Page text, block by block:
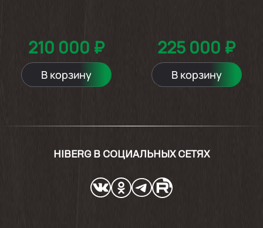
210 000 ₽
В корзину
225 000 ₽
В корзину
HIBERG В СОЦИАЛЬНЫХ СЕТЯХ